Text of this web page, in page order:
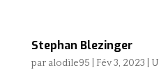
Stephan Blezinger
par alodile95 Fév 3, 2023